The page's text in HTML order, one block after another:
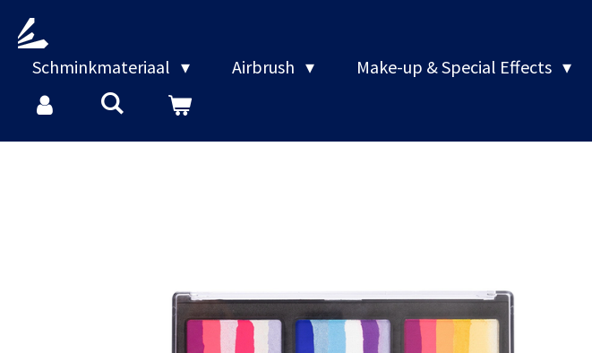
direct
naar
hoofdinhoud
Schminkmateriaal Airbrush Make-up & Special Effects